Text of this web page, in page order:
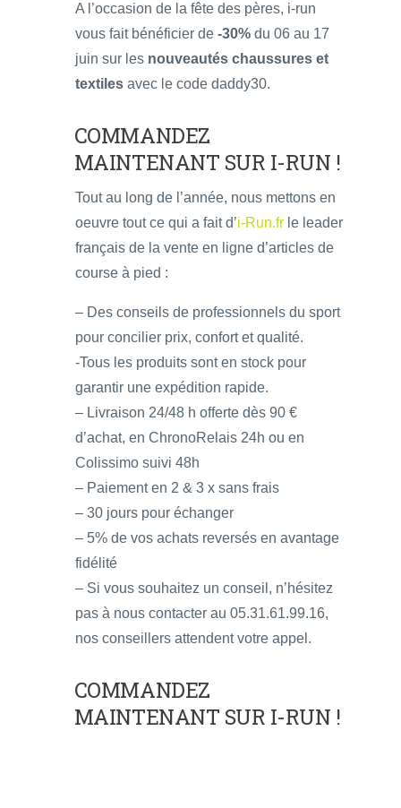
A l’occasion de la fête des pères, i-run
vous fait bénéficier de -30% du 06 au 17
juin sur les nouveautés chaussures et
textiles avec le code daddy30.
COMMANDEZ
MAINTENANT SUR I-RUN !
Tout au long de l’année, nous mettons en
oeuvre tout ce qui a fait d’i-Run.fr le leader
français de la vente en ligne d’articles de
course à pied :
– Des conseils de professionnels du sport
pour concilier prix, confort et qualité.
-Tous les produits sont en stock pour
garantir une expédition rapide.
– Livraison 24/48 h offerte dès 90 €
d’achat, en ChronoRelais 24h ou en
Colissimo suivi 48h
– Paiement en 2 & 3 x sans frais
– 30 jours pour échanger
– 5% de vos achats reversés en avantage
fidélité
– Si vous souhaitez un conseil, n’hésitez
pas à nous contacter au 05.31.61.99.16,
nos conseillers attendent votre appel.
COMMANDEZ
MAINTENANT SUR I-RUN !